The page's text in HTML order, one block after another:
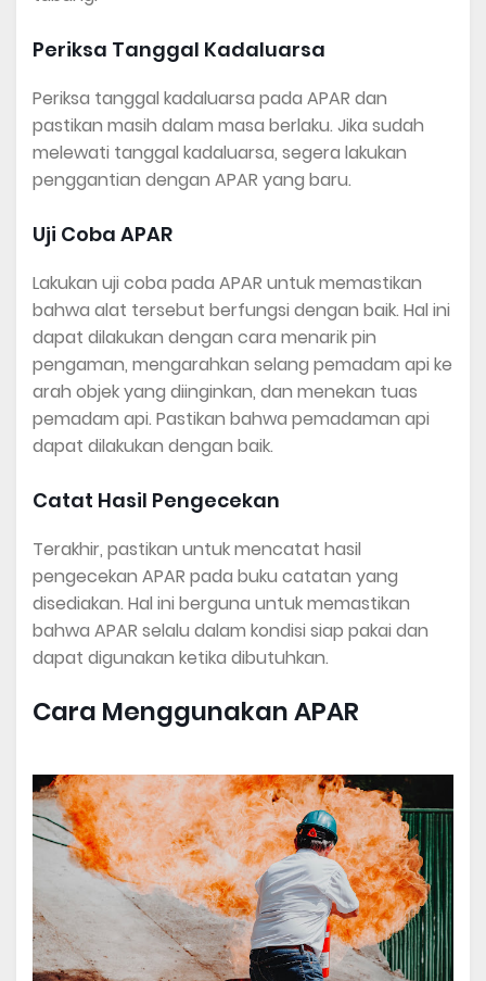
Periksa Tanggal Kadaluarsa
Periksa tanggal kadaluarsa pada APAR dan
pastikan masih dalam masa berlaku. Jika sudah
melewati tanggal kadaluarsa, segera lakukan
penggantian dengan APAR yang baru.
Uji Coba APAR
Lakukan uji coba pada APAR untuk memastikan
bahwa alat tersebut berfungsi dengan baik. Hal ini
dapat dilakukan dengan cara menarik pin
pengaman, mengarahkan selang pemadam api ke
arah objek yang diinginkan, dan menekan tuas
pemadam api. Pastikan bahwa pemadaman api
dapat dilakukan dengan baik.
Catat Hasil Pengecekan
Terakhir, pastikan untuk mencatat hasil
pengecekan APAR pada buku catatan yang
disediakan. Hal ini berguna untuk memastikan
bahwa APAR selalu dalam kondisi siap pakai dan
dapat digunakan ketika dibutuhkan.
Cara Menggunakan APAR